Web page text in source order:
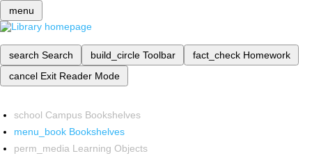
menu
search Search build_circle Toolbar fact_check Homework
cancel Exit Reader Mode
school Campus Bookshelves
menu_book Bookshelves
perm_media Learning Objects